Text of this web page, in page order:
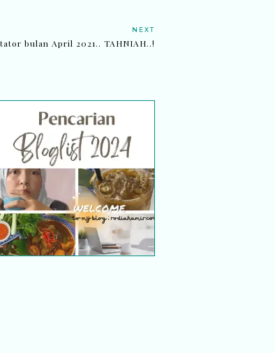
NEXT
bulan April 2021.. TAHNIAH..!
Pencarian Bloglist 2024
Rodiahamir.com